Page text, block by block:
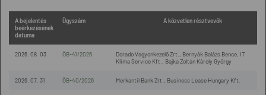
A bejelentés
beérkezésének
dátuma
Ügyszám A közvetlen résztvevők
2026. 08. 03 ÖB-41/2026
Dorado Vagyonkezelő Zrt., Bernyák Balázs Bence, IT
Klima Service Kft., Bajka Zoltán Károly György
2026. 07. 31 ÖB-40/2026 Merkantil Bank Zrt., Business Lease Hungary Kft.